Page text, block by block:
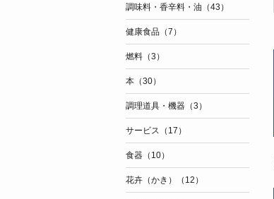
調味料・香辛料・油（43）
健康食品（7）
燃料（3）
本（30）
調理道具・機器（3）
サービス（17）
食器（10）
花卉（かき）（12）